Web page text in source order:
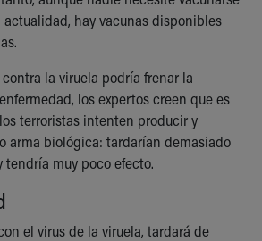
hay vacunas disponibles
la viruela podría frenar la
los expertos creen que es
terroristas intenten producir y
arma biológica: tardarían demasiado
muy poco efecto.
el virus de la viruela, tardará de